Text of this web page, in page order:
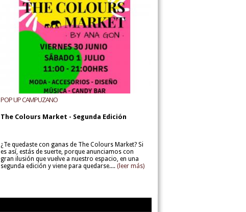
POP UP CAMPUZANO
The Colours Market - Segunda Edición
¿Te quedaste con ganas de The Colours Market? Si
es así, estás de suerte, porque anunciamos con
gran ilusión que vuelve a nuestro espacio, en una
segunda edición y viene para quedarse.... (leer más)